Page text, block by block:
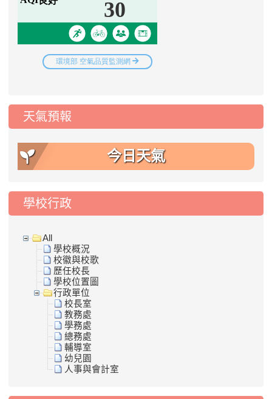
天氣預報
今日天氣
學校行政
All
學校概況
校徽與校歌
歷任校長
學校位置圖
行政單位
校長室
教務處
學務處
總務處
輔導室
幼兒園
人事與會計室